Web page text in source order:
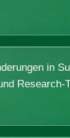
in
Research-